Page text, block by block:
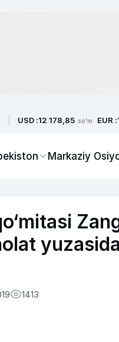
USD :12 178,85 so'm EUR :
Markaziy
1413